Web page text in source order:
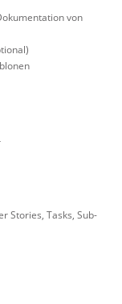
von
Stories, Tasks, Sub-